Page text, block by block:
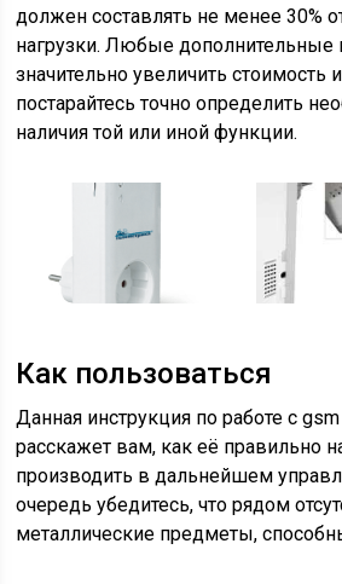
должен составлять не менее 30%
нагрузки. Любые дополнительные
значительно увеличить стоимость
постарайтесь точно определить
наличия той или иной функции.
Как пользоваться
Данная инструкция по работе с
расскажет вам, как её правильно
производить в дальнейшем
очередь убедитесь, что рядом
металлические предметы,